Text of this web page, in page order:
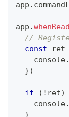
app .
app .
//
const ret
console.
})
if ( ! ret)
console.
}